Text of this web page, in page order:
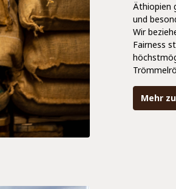
Äthiopien
und
Wir
Fairness
Mehr